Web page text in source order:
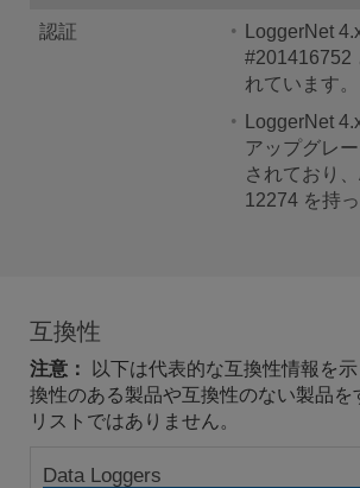
認証
LoggerNet
#201416752
れています。
LoggerNet
アップグレ
されており
12274 を持
互換性
注意：
以下は代表的な互換性情報を
換性のある製品や互換性のない製品を
リストではありません。
Data Loggers